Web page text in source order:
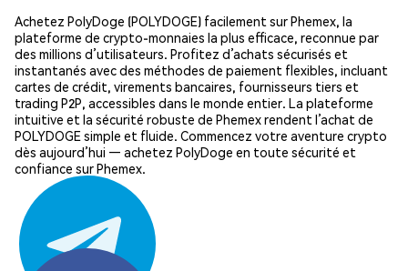
Achetez PolyDoge (POLYDOGE) facilement sur Phemex, la
plateforme de crypto-monnaies la plus efficace, reconnue par
des millions d’utilisateurs. Profitez d’achats sécurisés et
instantanés avec des méthodes de paiement flexibles, incluant
cartes de crédit, virements bancaires, fournisseurs tiers et
trading P2P, accessibles dans le monde entier. La plateforme
intuitive et la sécurité robuste de Phemex rendent l’achat de
POLYDOGE simple et fluide. Commencez votre aventure crypto
dès aujourd’hui — achetez PolyDoge en toute sécurité et
confiance sur Phemex.